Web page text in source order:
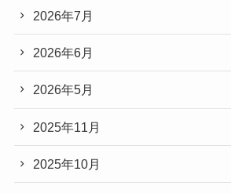
2026年7月
2026年6月
2026年5月
2025年11月
2025年10月